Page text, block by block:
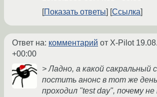
Показать ответы
Ссылка
Ответ на: комментарий от X-Pilot
+00:00
> Ладно, а какой сакральный
постить анонс в тот же
проходил "test day", почему не